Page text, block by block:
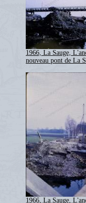
1966, La Sauge,
nouveau pont de La
1966, La Sauge,